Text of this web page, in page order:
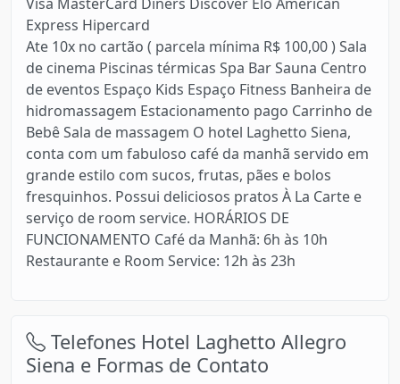
Express Hipercard
Ate 10x no cartão ( parcela mínima R$ 100,00 ) Sala
de cinema Piscinas térmicas Spa Bar Sauna Centro
de eventos Espaço Kids Espaço Fitness Banheira de
hidromassagem Estacionamento pago Carrinho de
Bebê Sala de massagem O hotel Laghetto Siena,
conta com um fabuloso café da manhã servido em
grande estilo com sucos, frutas, pães e bolos
fresquinhos. Possui deliciosos pratos À La Carte e
serviço de room service. HORÁRIOS DE
FUNCIONAMENTO Café da Manhã: 6h às 10h
Restaurante e Room Service: 12h às 23h
Telefones Hotel Laghetto Allegro
Siena e Formas de Contato